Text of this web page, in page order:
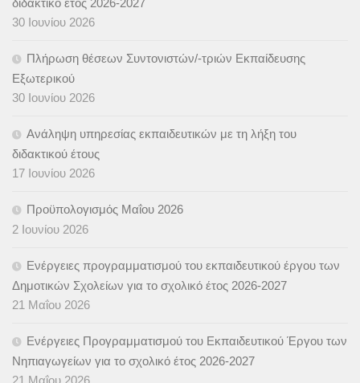
30 Ιουνίου 2026
Πλήρωση θέσεων Συντονιστών/-τριών Εκπαίδευσης
Εξωτερικού
30 Ιουνίου 2026
Ανάληψη υπηρεσίας εκπαιδευτικών με τη λήξη του
διδακτικού έτους
17 Ιουνίου 2026
Προϋπολογισμός Μαΐου 2026
2 Ιουνίου 2026
Ενέργειες προγραμματισμού του εκπαιδευτικού έργου των
Δημοτικών Σχολείων για το σχολικό έτος 2026-2027
21 Μαΐου 2026
Ενέργειες Προγραμματισμού του Εκπαιδευτικού Έργου των
Νηπιαγωγείων για το σχολικό έτος 2026-2027
21 Μαΐου 2026